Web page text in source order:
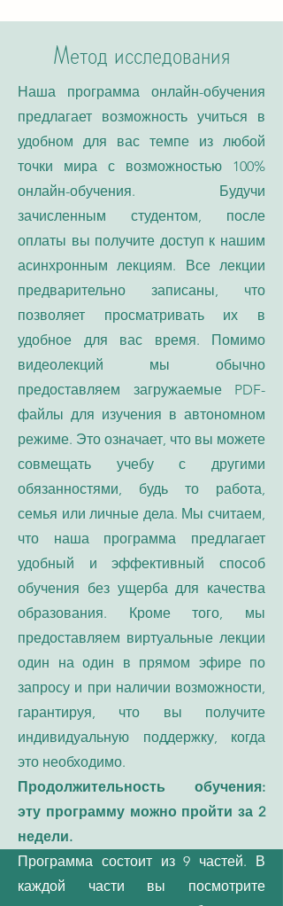
Метод исследования
Наша программа онлайн-обучения
предлагает возможность учиться в
удобном для вас темпе из любой
точки мира с возможностью 100%
онлайн-обучения. Будучи
зачисленным студентом, после
оплаты вы получите доступ к нашим
асинхронным лекциям. Все лекции
предварительно записаны, что
позволяет просматривать их в
удобное для вас время. Помимо
видеолекций мы обычно
предоставляем загружаемые PDF-
файлы для изучения в автономном
режиме. Это означает, что вы можете
совмещать учебу с другими
обязанностями, будь то работа,
семья или личные дела. Мы считаем,
что наша программа предлагает
удобный и эффективный способ
обучения без ущерба для качества
образования. Кроме того, мы
предоставляем виртуальные лекции
один на один в прямом эфире по
запросу и при наличии возможности,
гарантируя, что вы получите
индивидуальную поддержку, когда
это необходимо.
Продолжительность обучения:
эту программу можно пройти за 2
недели.
Программа состоит из 9 частей. В
каждой части вы посмотрите